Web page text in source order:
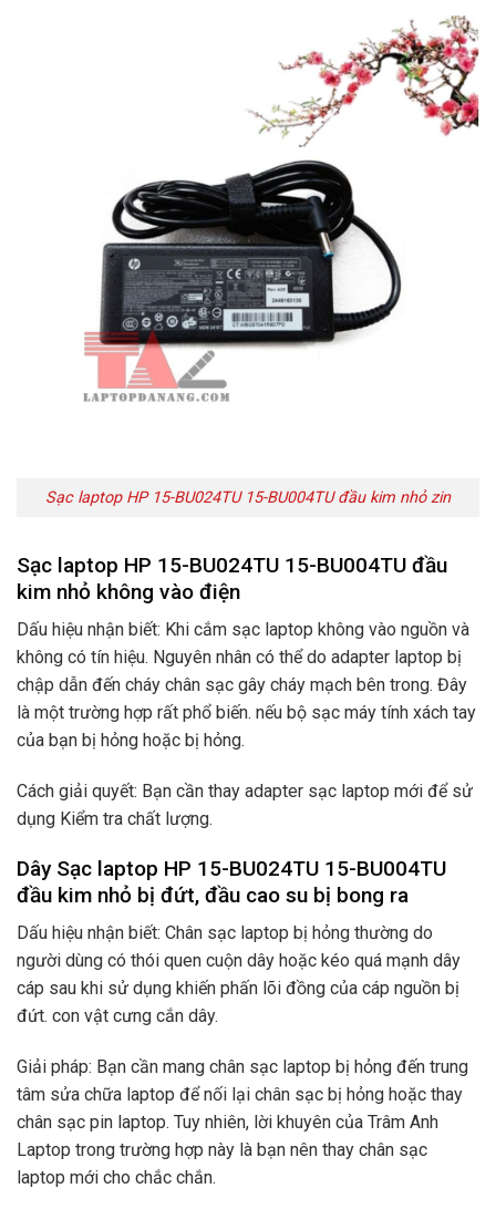
Sạc laptop HP 15-BU024TU 15-BU004TU đầu kim nhỏ zin
Sạc laptop HP 15-BU024TU 15-BU004TU đầu
kim nhỏ không vào điện
Dấu hiệu nhận biết: Khi cắm sạc laptop không vào nguồn và
không có tín hiệu. Nguyên nhân có thể do adapter laptop bị
chập dẫn đến cháy chân sạc gây cháy mạch bên trong. Đây
là một trường hợp rất phổ biến. nếu bộ sạc máy tính xách tay
của bạn bị hỏng hoặc bị hỏng.
Cách giải quyết: Bạn cần thay adapter sạc laptop mới để sử
dụng Kiểm tra chất lượng.
Dây Sạc laptop HP 15-BU024TU 15-BU004TU
đầu kim nhỏ bị đứt, đầu cao su bị bong ra
Dấu hiệu nhận biết: Chân sạc laptop bị hỏng thường do
người dùng có thói quen cuộn dây hoặc kéo quá mạnh dây
cáp sau khi sử dụng khiến phấn lõi đồng của cáp nguồn bị
đứt. con vật cưng cắn dây.
Giải pháp: Bạn cần mang chân sạc laptop bị hỏng đến trung
tâm sửa chữa laptop để nối lại chân sạc bị hỏng hoặc thay
chân sạc pin laptop. Tuy nhiên, lời khuyên của Trâm Anh
Laptop trong trường hợp này là bạn nên thay chân sạc
laptop mới cho chắc chắn.